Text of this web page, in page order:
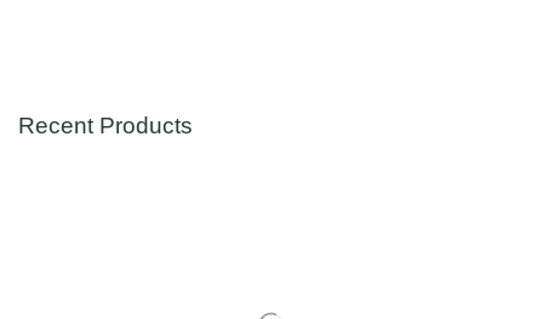
Recent Products